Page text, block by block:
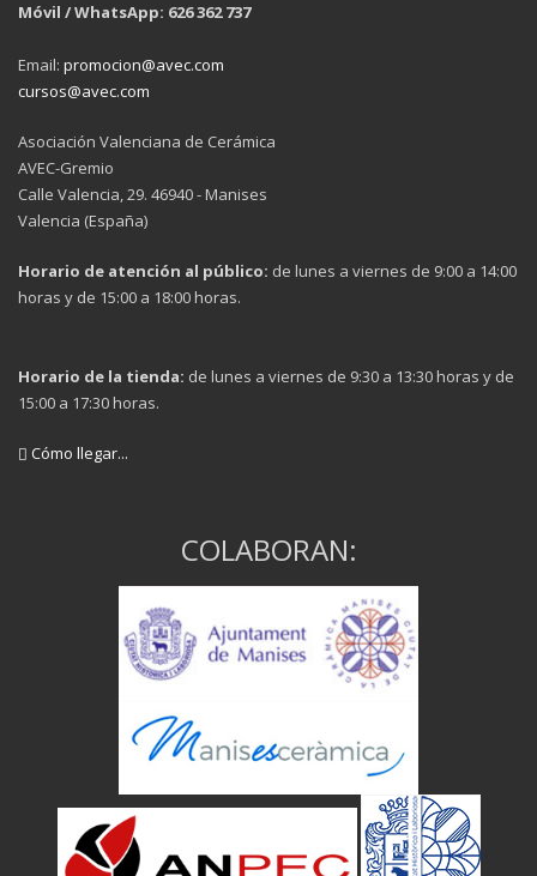
Móvil / WhatsApp: 626 362 737
Email: promocion@avec.com
cursos@avec.com
Asociación Valenciana de Cerámica
AVEC-Gremio
Calle Valencia, 29. 46940 - Manises
Valencia (España)
Horario de atención al público: de lunes a viernes de 9:00 a 14:00
horas y de 15:00 a 18:00 horas.
Horario de la tienda: de lunes a viernes de 9:30 a 13:30 horas y de
15:00 a 17:30 horas.
Cómo llegar...
COLABORAN: